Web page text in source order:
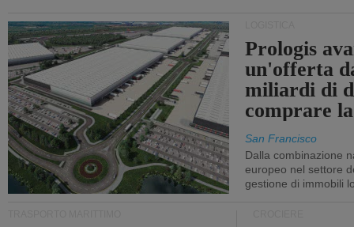
Prologis
un'offerta
miliardi di
comprare
San Francisco
Dalla combinazione
europeo nel settore
gestione di immobili